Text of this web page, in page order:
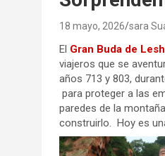
18 mayo, 2026 sara
El Gran Buda de
viajeros que se
años 713 y 803,
para proteger a las
paredes de la
construirlo. Hoy es